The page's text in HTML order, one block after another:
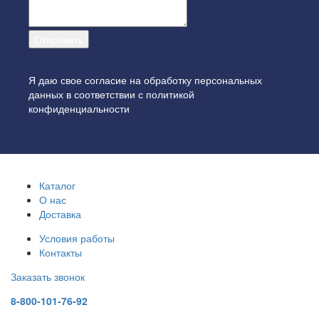
Я даю свое согласие на обработку персональных
данных в соответствии с политикой
конфиденциальности
Каталог
О нас
Доставка
Условия работы
Контакты
Заказать звонок
8-800-101-76-92